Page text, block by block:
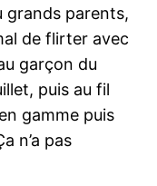
grands parents,
de flirter avec
garçon du
puis au fil
gamme puis
n’a pas